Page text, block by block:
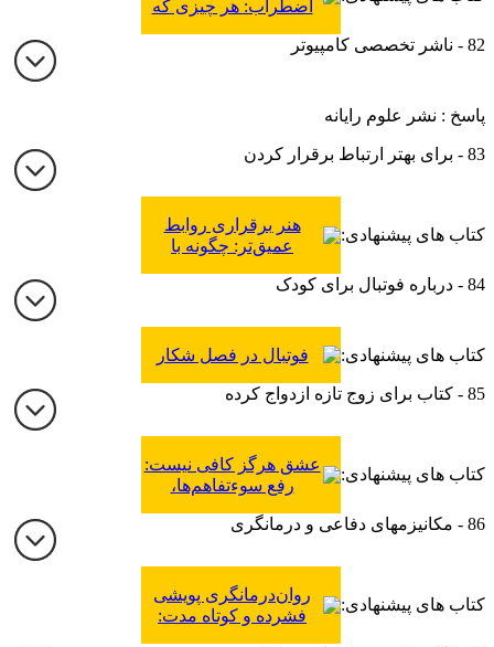
اضطراب: هر چیزی که
82 - ناشر تخصصی کامپیوتر
پاسخ : نشر علوم رایانه
83 - برای بهتر ارتباط برقرار کردن
کتاب های پیشنهادی:
هنر برقراری روابط
عمیق‌تر: چگونه با
همکاران خود روابط
84 - درباره فوتبال برای کودک
کتاب های پیشنهادی: فوتبال در فصل شکار
85 - کتاب برای زوج تازه ازدواج کرده
کتاب های پیشنهادی:
عشق هرگز کافی نیست:
رفع سوءتفاهم‌ها،
رابطه و ازدواج به کمک
86 - مکانیزمهای دفاعی و درمانگری
کتاب های پیشنهادی:
روان‌‌درمانگری پویشی
فشرده و کوتاه مدت: